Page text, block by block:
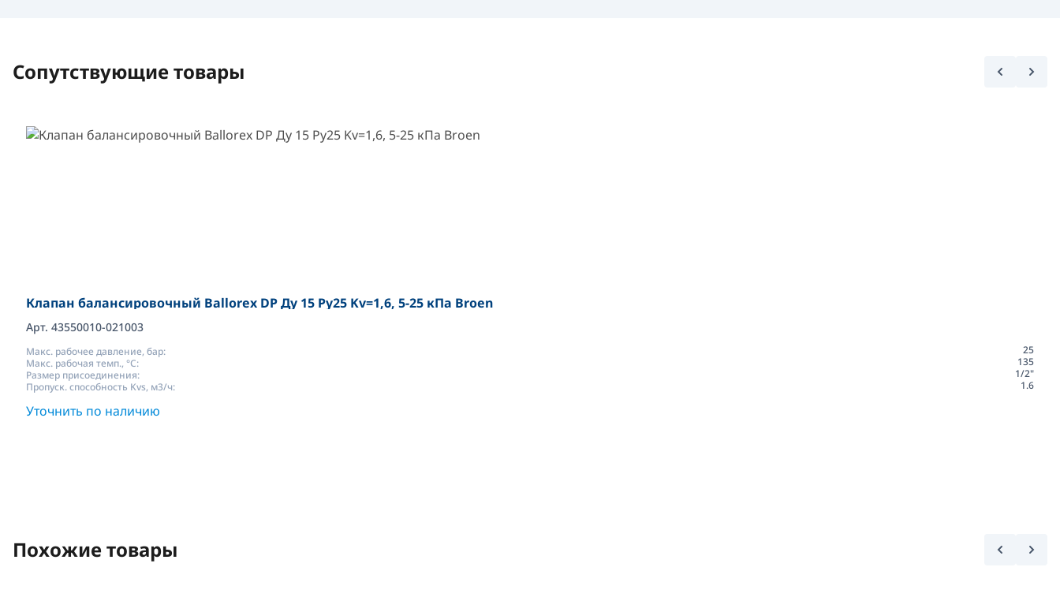
Сопутствующие товары
Клапан балансировочный Ballorex DP Ду 15 Pу25 Kv=1,6, 5-25 кПа Broen
Арт. 43550010-021003
Макс. рабочее давление, бар:
25
Макс. рабочая темп., °С:
135
Размер присоединения:
1/2"
Пропуск. способность Kvs, м3/ч:
1.6
Уточнить по наличию
Похожие товары